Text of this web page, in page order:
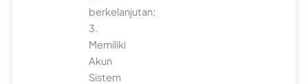
berkelanjutan;
3.
Memiliki
Akun
Sistem